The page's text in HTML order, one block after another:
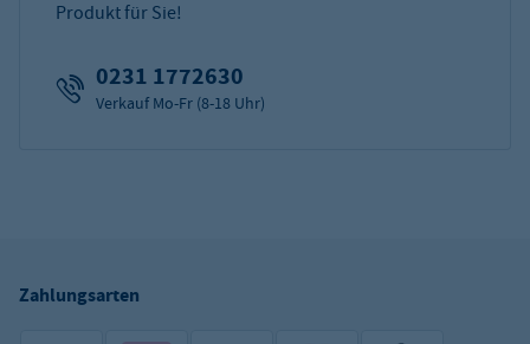
Produkt für Sie!
0231 1772630
Verkauf Mo-Fr (8-18 Uhr)
Zahlungsarten